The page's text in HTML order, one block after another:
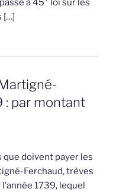
à 45° loi sur les
[…]
: par montant
doivent payer les
Ferchaud, trèves
1739, lequel